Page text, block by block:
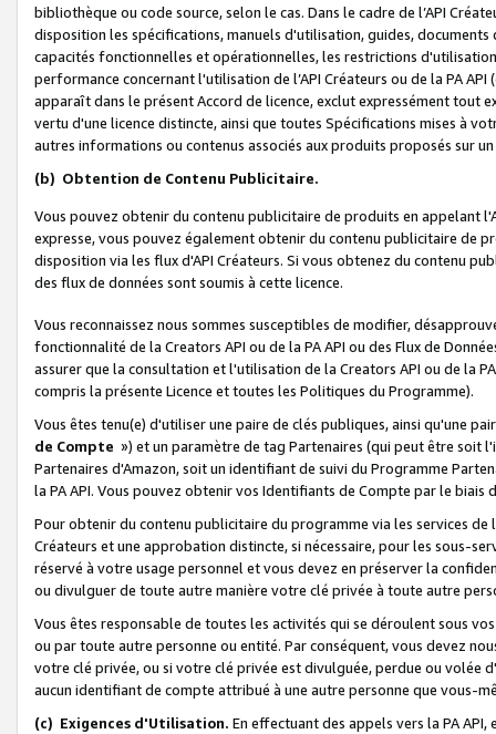
bibliothèque ou code source, selon le cas. Dans le cadre de l’API
disposition les spécifications, manuels d'utilisation, guides,
capacités fonctionnelles et opérationnelles, les restrictions
performance concernant l'utilisation de l’API Créateurs ou de la PA
apparaît dans le présent Accord de licence, exclut expressément tout
vertu d'une licence distincte, ainsi que toutes Spécifications mises à
autres informations ou contenus associés aux produits proposés sur
(b) Obtention de Contenu Publicitaire.
Vous pouvez obtenir du contenu publicitaire de produits en appelant
expresse, vous pouvez également obtenir du contenu publicitaire de
disposition via les flux d'API Créateurs. Si vous obtenez du contenu
des flux de données sont soumis à cette licence.
Vous reconnaissez nous sommes susceptibles de modifier,
fonctionnalité de la Creators API ou de la PA API ou des Flux de
assurer que la consultation et l'utilisation de la Creators API ou de la
compris la présente Licence et toutes les Politiques du Programme).
Vous êtes tenu(e) d'utiliser une paire de clés publiques, ainsi qu'une
de Compte ») et un paramètre de tag Partenaires (qui peut être soit
Partenaires d'Amazon, soit un identifiant de suivi du Programme
la PA API. Vous pouvez obtenir vos Identifiants de Compte par le biais
Pour obtenir du contenu publicitaire du programme via les services
Créateurs et une approbation distincte, si nécessaire, pour les sous-
réservé à votre usage personnel et vous devez en préserver la
ou divulguer de toute autre manière votre clé privée à toute autre
Vous êtes responsable de toutes les activités qui se déroulent sous
ou par toute autre personne ou entité. Par conséquent, vous devez
votre clé privée, ou si votre clé privée est divulguée, perdue ou volée
aucun identifiant de compte attribué à une autre personne que vous-
(c) Exigences d'Utilisation. En effectuant des appels vers la PA